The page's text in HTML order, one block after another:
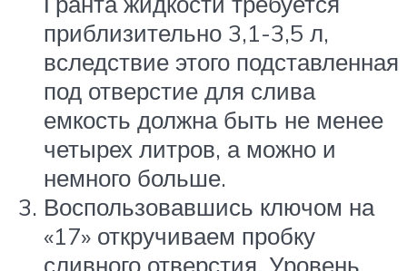
приблизительно 3,1-3,5 л,
вследствие этого подставленная
под отверстие для слива
емкость должна быть не менее
четырех литров, а можно и
немного больше.
Воспользовавшись ключом на
«17» откручиваем пробку
сливного отверстия. Уровень